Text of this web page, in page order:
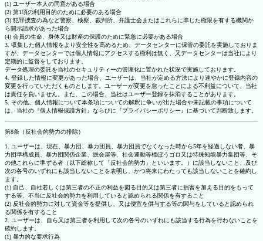
(1) ユーザー本人の同意がある場合
(2) 第1項の利用目的のために必要のある場合
(3) 犯罪捜査の為など警察、検察、裁判所、弁護士会またはこれらに準じた権限を有する機関か
ら開示請求があった場合
(4) 会員の生命、身体又は財産の保護のために緊急に必要がある場合
3. 収集した個人情報をより安全性を高めるため、データセンターに保管の委託を実施しておりま
すが、データセンターでは個人情報にアクセスする権利は無く、又データセンターは当社により
定期的に監督をしております。
データ処理の委託を当社のセキュリティーの管理化に置かれた状況で実施しております。
4. 登録した情報に変更があった場合、ユーザーは、当社が定める方法により速やかに登録内容の
変更を行っていただくものとします。ユーザーが変更を怠ったことによる不利益について、当社
は責任を負いません。また、この場合、当社はユーザー登録を抹消することがあります。
5. その他、個人情報について本条項についての解釈に争いが出た場合や未記載の事項について
は、当社の『個人情報保護方針』ならびに『プライバシーポリシー』に基づいて判断致します。
第8条（反社会的勢力の排除）
1. ユーザーは、現在、暴力団、暴力団員、暴力団員でなくなった時から5年を経過しない者、暴
力団準構成員、暴力団関係企業、総会屋等、社会運動等標ぼうゴロ又は特殊知能暴力集団等、そ
の他これらに準ずる者（以下総称して「反社会的勢力」といいます。）に該当しないこと、及び
次の各号のいずれにも該当しないことを表明し、かつ将来にわたっても該当しないことを確約し
ます。
(1) 自己、自社若しくは第三者の不正の利益を図る目的又は第三者に損害を加える目的をもって
する等、不当に反社会的勢力を利用していると認められる関係を有すること
(2) 反社会的勢力に対して資金等を提供し、又は便宜を供与する等の関与をしていると認められ
る関係を有すること
2. ユーザーは、自ら又は第三者を利用して次の各号のいずれにも該当する行為を行わないことを
確約します。
(1) 暴力的な要求行為